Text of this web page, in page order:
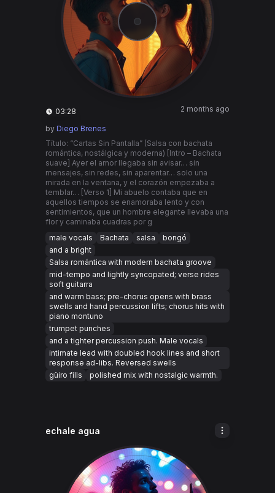
03:28 2 months ago
by Diego Brenes
Título: “Cartas Sin Pantalla” (Salsa con bachata
romántica, nostálgica y moderna) [Intro – Bachata
suave] Ayer el amor llegaba sin avisar… sin
mensajes, sin redes, sin aparentar… solo una
mirada en la ventana, y el corazón empezaba a
temblar… [Verso 1] Mi abuelo contaba que en
aquellos tiempos se enamoraba lento y con
sentimientos, que un hombre elegante llevaba una
flor y caminaba cuadras por g
male vocals
Bachata salsa
bongó
and a bright
Salsa romántica with modern bachata groove
mid-tempo and lightly syncopated; verse rides
soft guitarra
and warm bass; pre-chorus opens with brass
swells and hand percussion lifts; chorus hits with
piano montuno
trumpet punches
and a tighter percussion push. Male vocals
intimate lead with doubled hook lines and short
response ad-libs. Reversed swells
güiro fills
polished mix with nostalgic warmth.
echale agua